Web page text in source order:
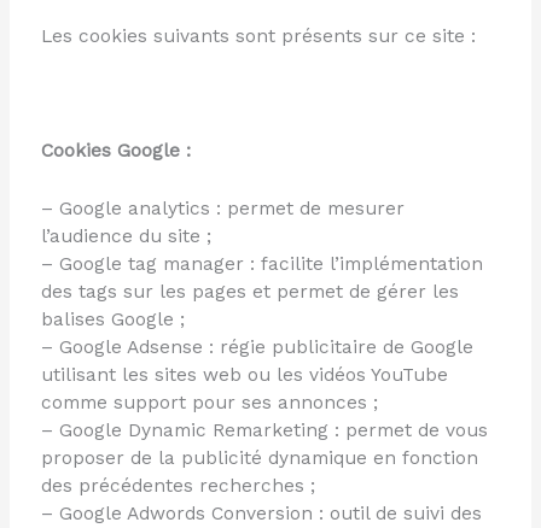
Les cookies suivants sont présents sur ce site :
Cookies Google :
– Google analytics : permet de mesurer
l’audience du site ;
– Google tag manager : facilite l’implémentation
des tags sur les pages et permet de gérer les
balises Google ;
– Google Adsense : régie publicitaire de Google
utilisant les sites web ou les vidéos YouTube
comme support pour ses annonces ;
– Google Dynamic Remarketing : permet de vous
proposer de la publicité dynamique en fonction
des précédentes recherches ;
– Google Adwords Conversion : outil de suivi des